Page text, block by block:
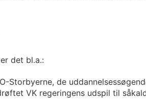
det bl.a.:
Storbyerne, de
VK regeringens udspil til